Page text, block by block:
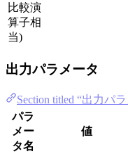
比較演
算子相
当)
出力パラメータ
Section titled “出力パ
パラ
メー
タ名
値